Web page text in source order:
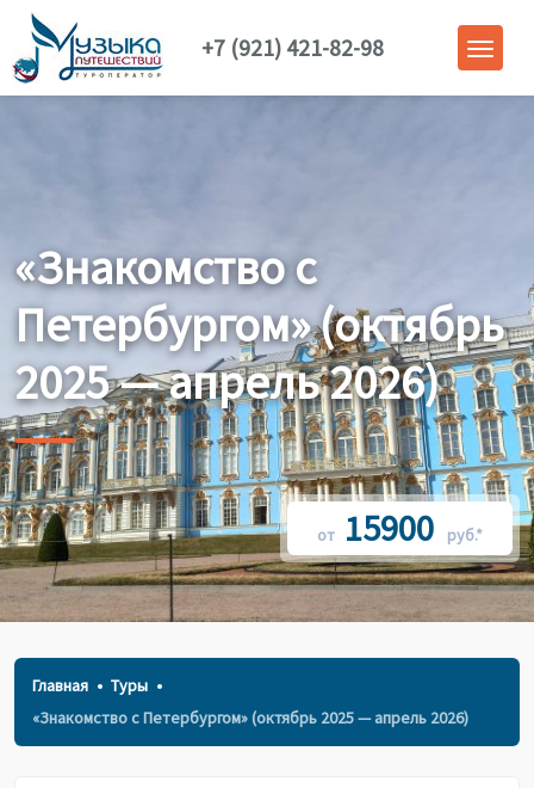
+7 (921) 421-82-98
«Знакомство с
Петербургом» (октябрь
2025 — апрель 2026)
от 15900 руб.*
Главная
Туры
«Знакомство с Петербургом» (октябрь 2025 — апрель 2026)